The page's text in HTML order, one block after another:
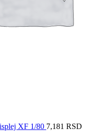
XF 1/80 7,181 RSD